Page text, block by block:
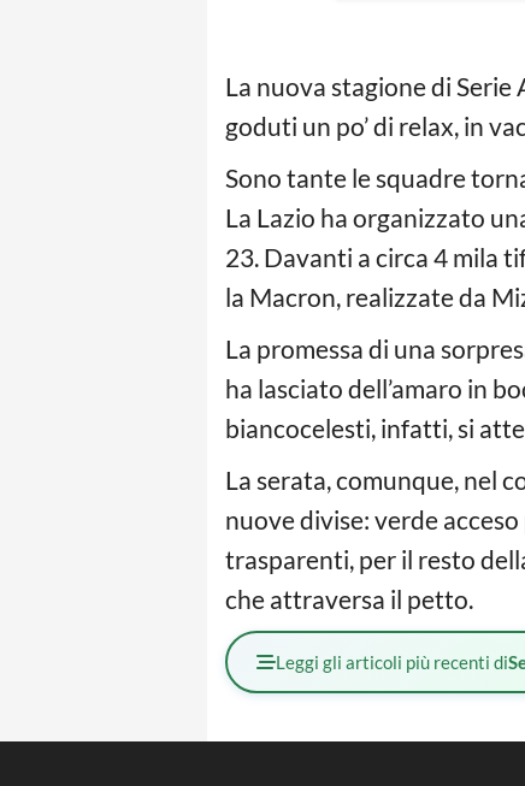
La nuova stagione di Serie
goduti un po’ di relax, in
Sono tante le squadre
La Lazio ha organizzato
23. Davanti a circa 4 mila
la Macron, realizzate da
La promessa di una
ha lasciato dell’amaro in
biancocelesti, infatti, si
La serata, comunque, nel
nuove divise: verde
trasparenti, per il resto
che attraversa il petto.
Leggi gli articoli più recenti di